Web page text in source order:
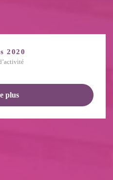
2020
plus